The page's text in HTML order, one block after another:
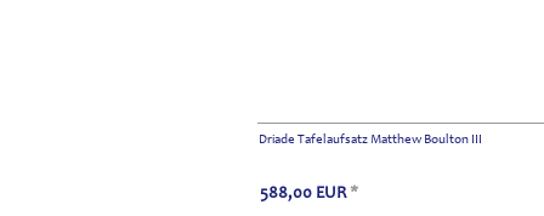
Driade Tafelaufsatz Matthew Boulton III
588,00 EUR *